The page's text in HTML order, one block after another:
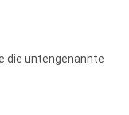
die untengenannte